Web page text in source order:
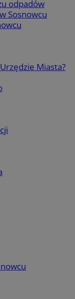
odpadów
Sosnowcu
Miasta?